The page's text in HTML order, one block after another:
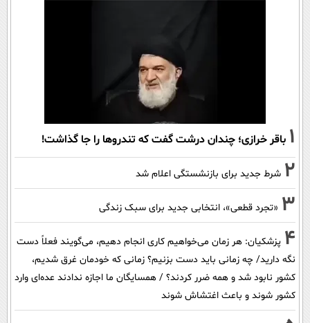
1 باقر خرازی؛ چندان درشت گفت که تندروها را جا گذاشت!
2 شرط جدید برای بازنشستگی اعلام شد
3 «تجرد قطعی»، انتخابی جدید برای سبک زندگی
4 پزشکیان: هر زمان می‌خواهیم کاری انجام دهیم، می‌گویند فعلاً دست
نگه دارید/ چه زمانی باید دست بزنیم؟ زمانی که خودمان غرق شدیم،
کشور نابود شد و همه ضرر کردند؟ / همسایگان ما اجازه ندادند عده‌ای وارد
کشور شوند و باعث اغتشاش شوند